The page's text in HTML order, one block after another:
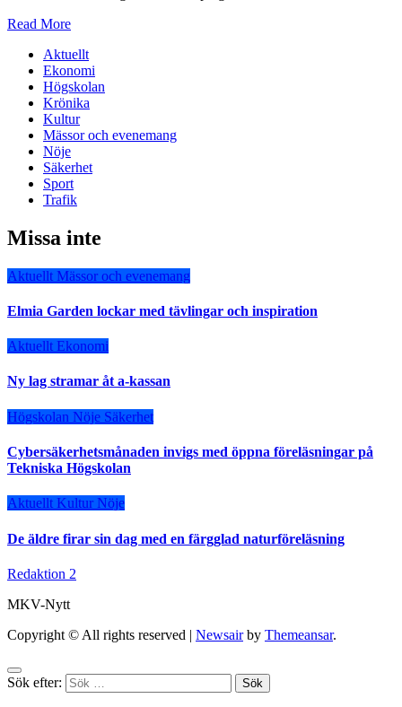
Read More
Aktuellt
Ekonomi
Högskolan
Krönika
Kultur
Mässor och evenemang
Nöje
Säkerhet
Sport
Trafik
Missa inte
Aktuellt Mässor och evenemang
Elmia Garden lockar med tävlingar och inspiration
Aktuellt Ekonomi
Ny lag stramar åt a-kassan
Högskolan Nöje Säkerhet
Cybersäkerhetsmånaden invigs med öppna föreläsningar på
Tekniska Högskolan
Aktuellt Kultur Nöje
De äldre firar sin dag med en färgglad naturföreläsning
Redaktion 2
MKV-Nytt
Copyright © All rights reserved | Newsairby Themeansar.
Sök efter: